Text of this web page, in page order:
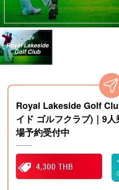
Royal Lakeside Golf
イド ゴルフクラブ)｜9
場予約受付中
4,300 THB